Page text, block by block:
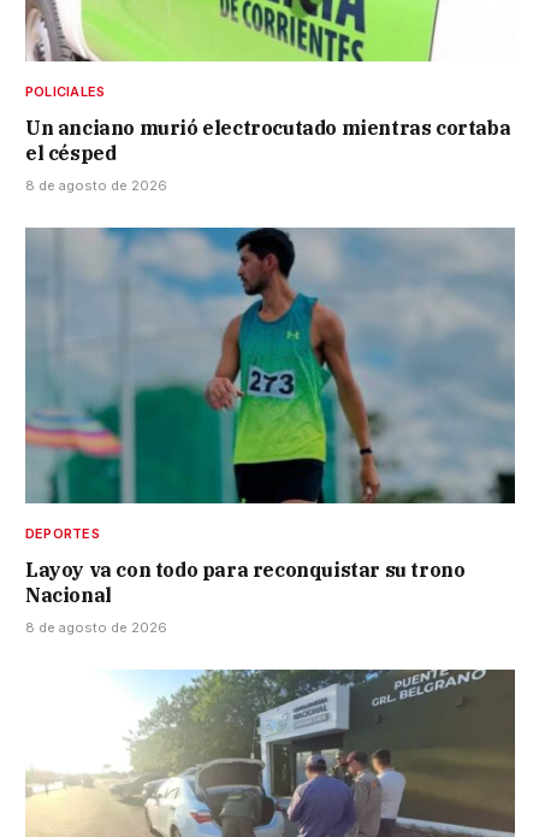
POLICIALES
Un anciano murió electrocutado mientras cortaba
el césped
8 de agosto de 2026
DEPORTES
Layoy va con todo para reconquistar su trono
Nacional
8 de agosto de 2026